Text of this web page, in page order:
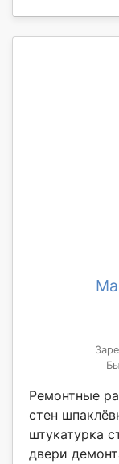
Ремонтные
стен
штукатурка
двери